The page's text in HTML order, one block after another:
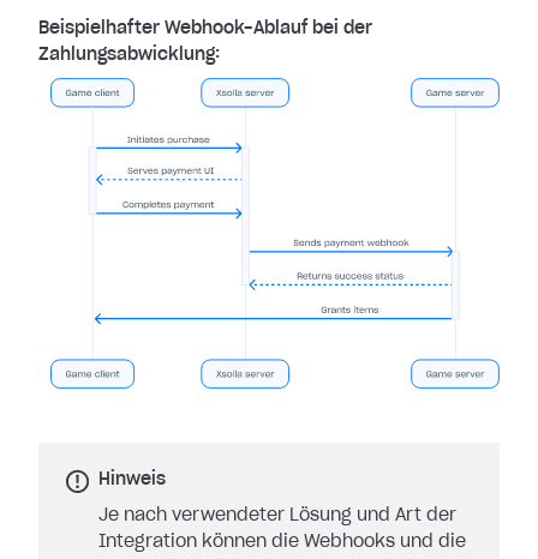
Beispielhafter Webhook-Ablauf bei der
Zahlungsabwicklung:
Hinweis
Je nach verwendeter Lösung und Art der
Integration können die Webhooks und die